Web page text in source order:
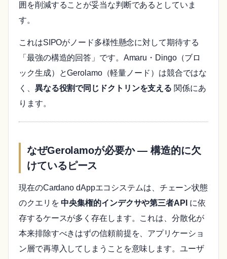
囲を削減することが妥当な判断であるとしていま
す。
これはSIPOがノード多様性懸念に対して期待する
「最強の構造的回答」です。Amaru・Dingo（ブロ
ック生成）とGerolamo（軽量ノード）は競合ではな
く、 異なる役割で同じドクトリンを支える 関係にあ
ります。
なぜGerolamoが必要か ― 構造的に欠
けているピース
現在のCardano dAppエコシステムは、チェーン状態
のクエリを中央集権的インデクサや第三者API に依
存するケースが多く存在します。これは、分散化が
本来排除すべきはずの信頼前提を、アプリケーショ
ン層で再導入してしまうことを意味します。ユーザ